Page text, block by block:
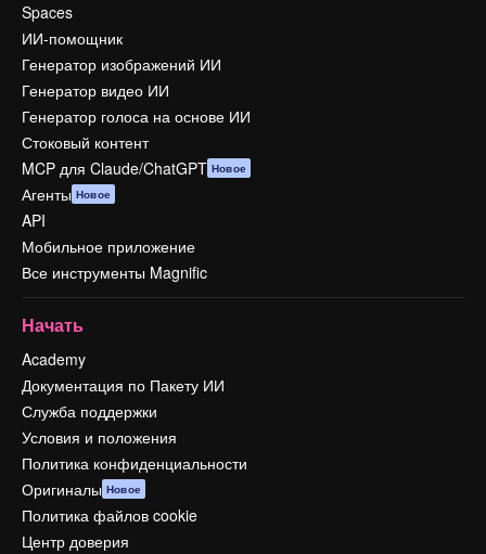
Spaces
ИИ-помощник
Генератор изображений ИИ
Генератор видео ИИ
Генератор голоса на основе ИИ
Стоковый контент
MCP для Claude/ChatGPT Новое
Агенты Новое
API
Мобильное приложение
Все инструменты Magnific
Начать
Academy
Документация по Пакету ИИ
Служба поддержки
Условия и положения
Политика конфиденциальности
Оригиналы Новое
Политика файлов cookie
Центр доверия